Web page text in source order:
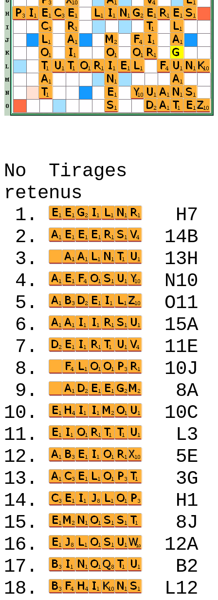
No Tirages
retenus
1.
2.
3.
4.
5.
6.
7.
8.
9.
10.
11.
12.
5E
13.
14.
15.
16.
17.
18.